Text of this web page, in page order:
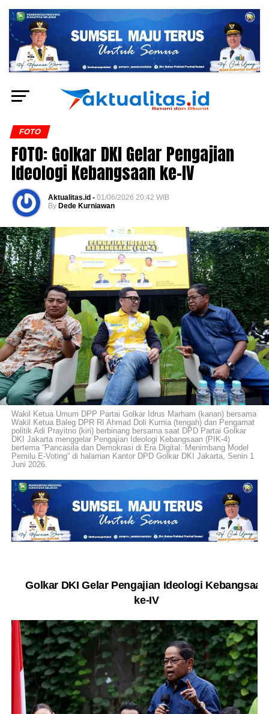
FOTO
FOTO: Golkar DKI Gelar Pengajian
Ideologi Kebangsaan ke-IV
Aktualitas.id - 01/06/2026 20:42 WIB
By Dede Kurniawan
Wakil Ketua Umum DPP Partai Golkar Idrus Marham (kanan) bersama
Wakil Ketua Baleg DPR RI Ahmad Doli Kurnia (tengah) dan Pengamat
politik Adi Prayitno (kiri) berbinang bersama saat DPD Partai Golkar
DKI Jakarta menggelar Pengajian Ideologi Kebangsaan (PIK-4)
bertema “Pancasila dan Demokrasi di Era Digital: Menimbang Model
Pemilu E-Voting” di halaman Kantor DPD Golkar DKI Jakarta, Senin 1
Juni 2026.
Golkar DKI Gelar Pengajian Ideologi Kebangsaan
ke-IV